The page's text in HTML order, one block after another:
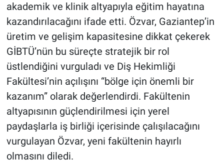
akademik ve klinik altyapıyla eğitim hayatına
kazandırılacağını ifade etti. Özvar, Gaziantep’in
üretim ve gelişim kapasitesine dikkat çekerek
GİBTÜ’nün bu süreçte stratejik bir rol
üstlendiğini vurguladı ve Diş Hekimliği
Fakültesi’nin açılışını “bölge için önemli bir
kazanım” olarak değerlendirdi. Fakültenin
altyapısının güçlendirilmesi için yerel
paydaşlarla iş birliği içerisinde çalışılacağını
vurgulayan Özvar, yeni fakültenin hayırlı
olmasını diledi.